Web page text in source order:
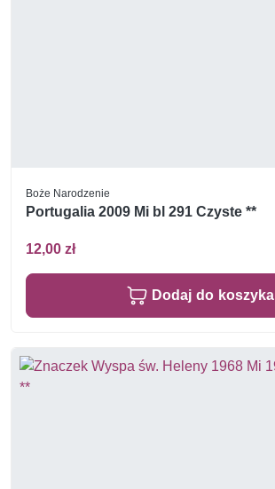
Boże Narodzenie
Portugalia 2009 Mi bl 291 Czyste **
12,00 zł
Dodaj do koszyka